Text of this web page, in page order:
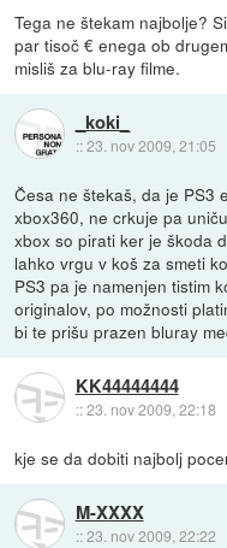
Tega ne štekam najbolje?
par tisoč € enega ob
misliš za blu-ray filme.
_koki_
::23. nov 2009, 21:05
Česa ne štekaš, da je PS3
xbox360, ne crkuje pa
xbox so pirati ker je škoda
lahko vrgu v koš za smeti
PS3 pa je namenjen tistim
originalov, po možnosti
bi te prišu prazen bluray
KK44444444
::23. nov 2009, 22:18
kje se da dobiti najbolj
M-XXXX
::23. nov 2009, 22:22